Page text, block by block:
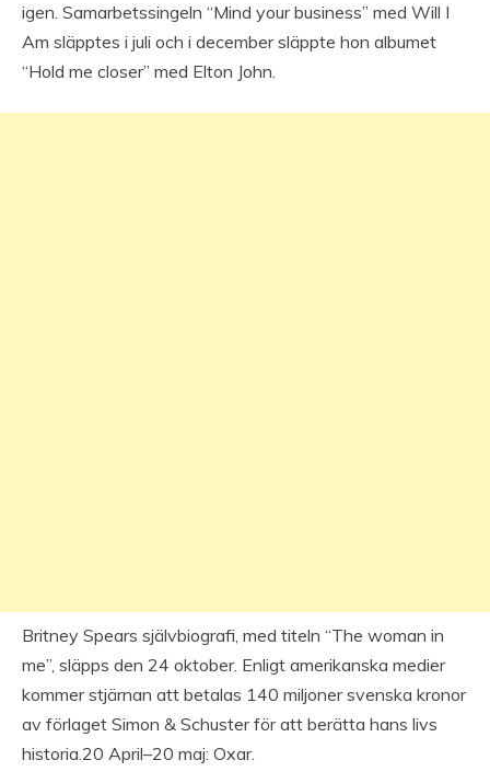
igen. Samarbetssingeln “Mind your business” med Will I
Am släpptes i juli och i december släppte hon albumet
“Hold me closer” med Elton John.
Britney Spears självbiografi, med titeln “The woman in
me”, släpps den 24 oktober. Enligt amerikanska medier
kommer stjärnan att betalas 140 miljoner svenska kronor
av förlaget Simon & Schuster för att berätta hans livs
historia.20 April–20 maj: Oxar.